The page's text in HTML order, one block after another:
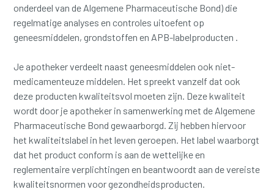
onderdeel van de Algemene Pharmaceutische Bond) die
regelmatige analyses en controles uitoefent op
geneesmiddelen, grondstoffen en APB-labelproducten .
Je apotheker verdeelt naast geneesmiddelen ook niet-
medicamenteuze middelen. Het spreekt vanzelf dat ook
deze producten kwaliteitsvol moeten zijn. Deze kwaliteit
wordt door je apotheker in samenwerking met de Algemene
Pharmaceutische Bond gewaarborgd. Zij hebben hiervoor
het kwaliteitslabel in het leven geroepen. Het label waarborgt
dat het product conform is aan de wettelijke en
reglementaire verplichtingen en beantwoordt aan de vereiste
kwaliteitsnormen voor gezondheidsproducten.